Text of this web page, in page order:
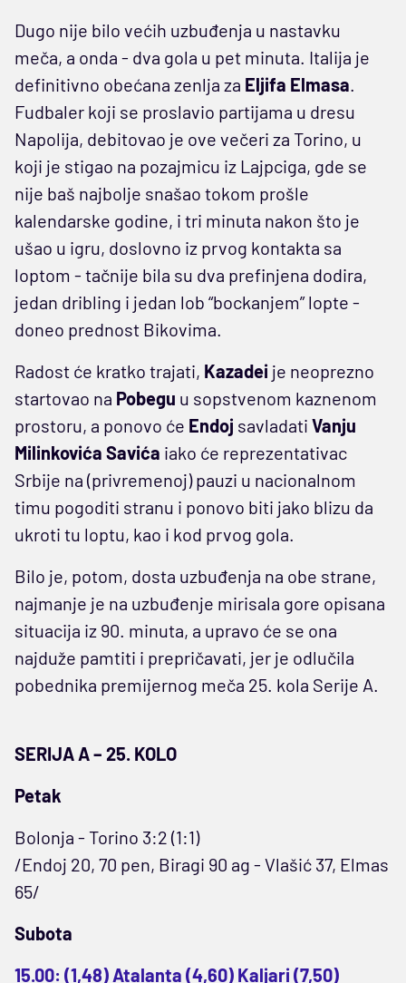
Dugo nije bilo većih uzbuđenja u nastavku
meča, a onda - dva gola u pet minuta. Italija je
definitivno obećana zenlja za Eljifa Elmasa.
Fudbaler koji se proslavio partijama u dresu
Napolija, debitovao je ove večeri za Torino, u
koji je stigao na pozajmicu iz Lajpciga, gde se
nije baš najbolje snašao tokom prošle
kalendarske godine, i tri minuta nakon što je
ušao u igru, doslovno iz prvog kontakta sa
loptom - tačnije bila su dva prefinjena dodira,
jedan dribling i jedan lob “bockanjem” lopte -
doneo prednost Bikovima.
Radost će kratko trajati, Kazadei je neoprezno
startovao na Pobegu u sopstvenom kaznenom
prostoru, a ponovo će Endoj savladati Vanju
Milinkovića Savića iako će reprezentativac
Srbije na (privremenoj) pauzi u nacionalnom
timu pogoditi stranu i ponovo biti jako blizu da
ukroti tu loptu, kao i kod prvog gola.
Bilo je, potom, dosta uzbuđenja na obe strane,
najmanje je na uzbuđenje mirisala gore opisana
situacija iz 90. minuta, a upravo će se ona
najduže pamtiti i prepričavati, jer je odlučila
pobednika premijernog meča 25. kola Serije A.
SERIJA A – 25. KOLO
Petak
Bolonja - Torino 3:2 (1:1)
/Endoj 20, 70 pen, Biragi 90 ag - Vlašić 37, Elmas
65/
Subota
15.00: (1,48) Atalanta (4,60) Kaljari (7,50)